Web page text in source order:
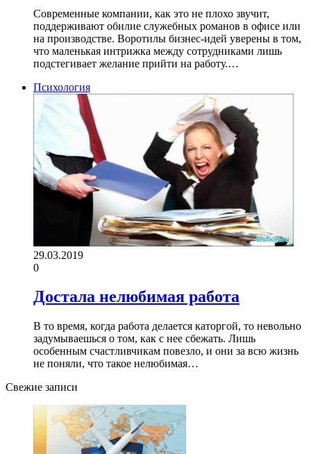
Современные компании, как это не плохо звучит,
поддерживают обилие служебных романов в офисе или
на производстве. Воротилы бизнес-идей уверены в том,
что маленькая интрижка между сотрудниками лишь
подстегивает желание прийти на работу.…
Психология
29.03.2019
0
Достала нелюбимая работа
В то время, когда работа делается каторгой, то невольно
задумываешься о том, как с нее сбежать. Лишь
особенным счастливчикам повезло, и они за всю жизнь
не поняли, что такое нелюбимая…
Свежие записи